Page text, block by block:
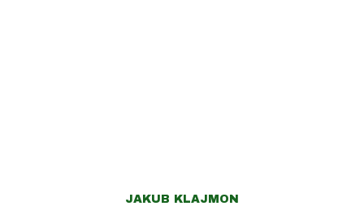
JAKUB KLAJMON